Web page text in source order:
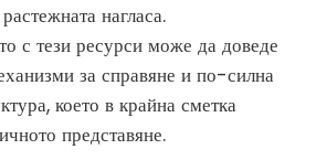
нагласа.
с тези ресурси може да доведе
за справяне и по-силна
което в крайна сметка
представяне.